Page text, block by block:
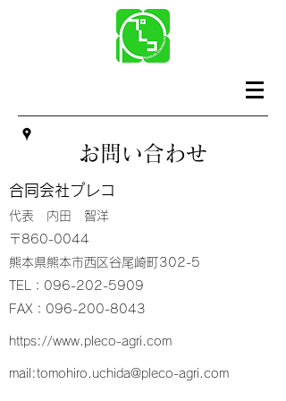
お問い合わせ
合同会社プレコ
代表 内田 智洋
〒860-0044
熊本県熊本市西区谷尾崎町302-5
TEL：096-202-5909
FAX：096-200-8043
https://www.pleco-agri.com
mail:tomohiro.uchida@pleco-agri.com